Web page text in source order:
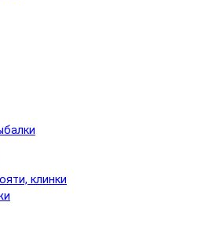
клинки